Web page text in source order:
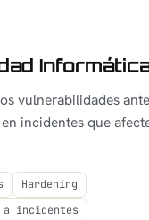
vulnerabilidades
incidentes que
Hardening
a incidentes